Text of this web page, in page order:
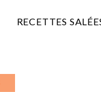
RECETTES